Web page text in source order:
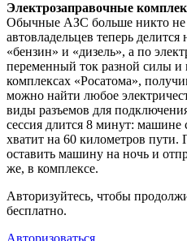
Электрозаправочные
Обычные АЗС больше никто не
автовладельцев теперь
«бензин» и «дизель», а по
переменный ток разной силы
комплексах «Росатома»,
можно найти любое
виды разъемов для
сессия длится 8 минут: машине
хватит на 60 километров
оставить машину на ночь и
же, в комплексе.
Авторизуйтесь, чтобы
бесплатно.